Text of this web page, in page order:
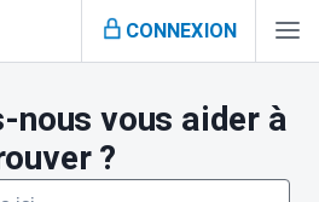
CONNEXION
nous vous aider à
?